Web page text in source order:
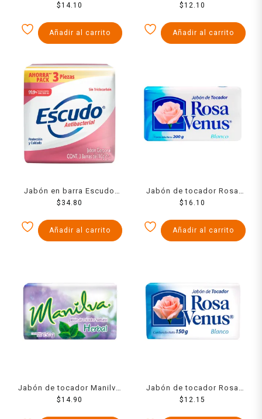
frambueso y chía 150 g
$14.10
Añadir al carrito
Venus rosa 150 g
$12.10
Añadir al carrito
Jabón en barra Escudo
antibacterial protección y
c/u
$ 34.80
Añadir al carrito
Jabón de tocador Rosa
Venus blanco 200 g
$16.10
Añadir al carrito
Jabón de tocador Manilva
herbal 150 g
$14.90
Jabón de tocador Rosa
Venus blanco 150 g
$12.15